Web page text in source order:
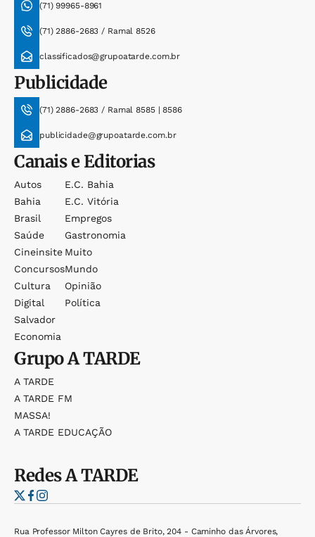
(71) 99965-8961
(71) 2886-2683 / Ramal 8526
classificados@grupoatarde.com.br
Publicidade
(71) 2886-2683 / Ramal 8585 | 8586
publicidade@grupoatarde.com.br
Canais e Editorias
Autos
Bahia
Brasil
Saúde
Cineinsite
Concursos
Cultura
Digital
Salvador
Economia
E.c. Bahia
E.c. Vitória
Empregos
Gastronomia
Muito
Mundo
Opinião
Política
GrupoA TARDE
A TARDE
A TARDE FM
MASSA!
A TARDE EDUCAÇÃO
RedesA TARDE
Rua Professor Milton Cayres de Brito, 204 - Caminho das Árvores,